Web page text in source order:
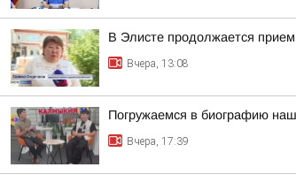
В Элисте продолжается
Вчера, 13:08
Погружаемся в биографию
Вчера, 17:39